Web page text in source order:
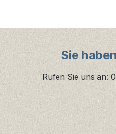
Sie
Rufen Sie uns an: